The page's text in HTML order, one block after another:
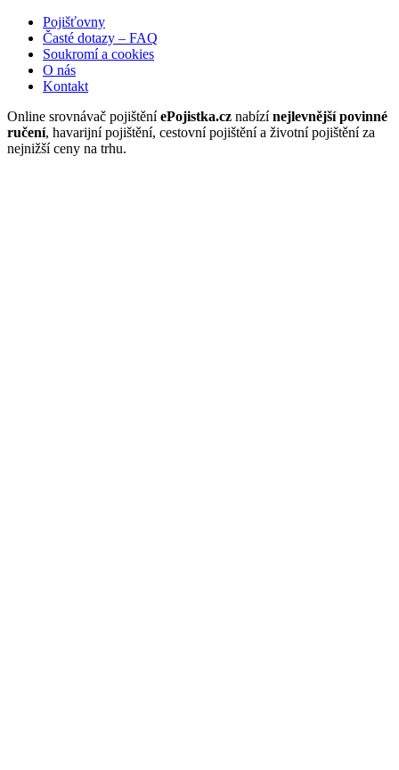
Pojišťovny
Časté dotazy – FAQ
Soukromí a cookies
O nás
Kontakt
Online srovnávač pojištěníePojistka.cz nabízínejlevnější povinné
ručení, havarijní pojištění, cestovní pojištění a životní pojištění za
nejnižší ceny na trhu.